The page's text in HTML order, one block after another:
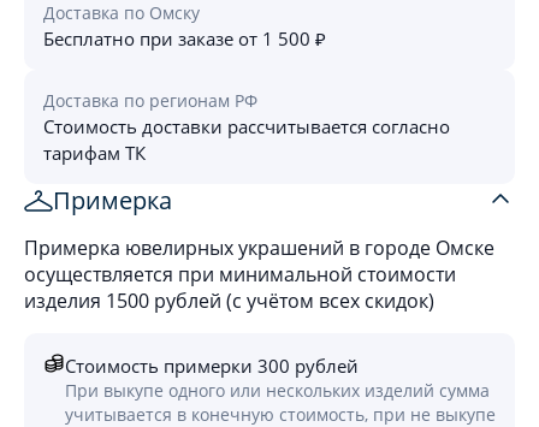
Доставка по Омску
Бесплатно при заказе от 1 500 ₽
Доставка по регионам РФ
Стоимость доставки рассчитывается согласно
тарифам ТК
Примерка
Примерка ювелирных украшений в городе Омске
осуществляется при минимальной стоимости
изделия 1500 рублей (с учётом всех скидок)
Стоимость примерки 300 рублей
При выкупе одного или нескольких изделий сумма
учитывается в конечную стоимость, при не выкупе